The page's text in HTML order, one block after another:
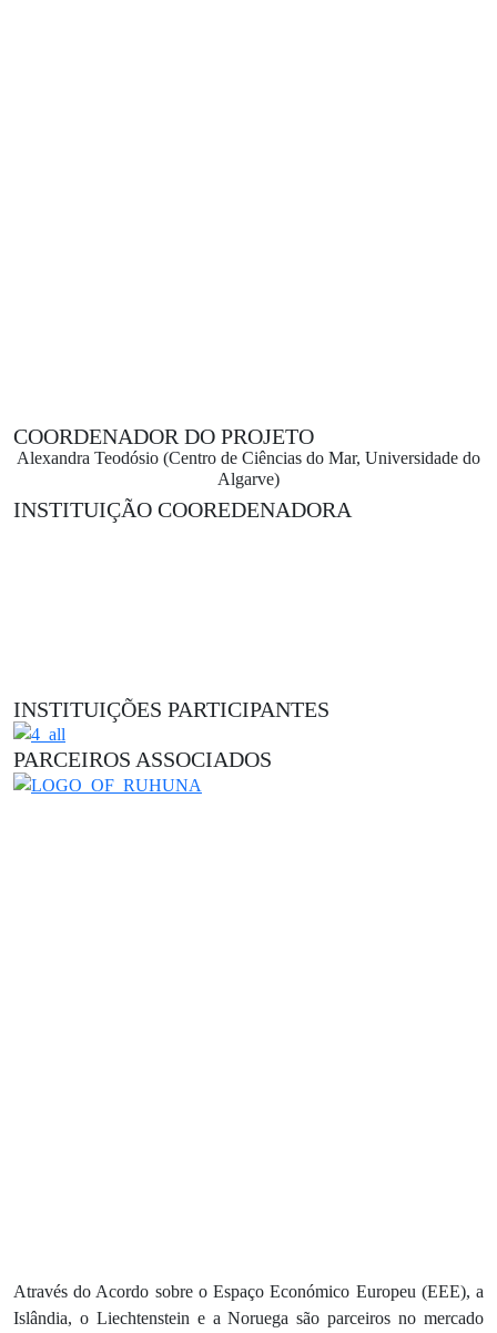
COORDENADOR DO PROJETO
Alexandra Teodósio (Centro de Ciências do Mar, Universidade do
Algarve)
INSTITUIÇÃO COOREDENADORA
INSTITUIÇÕES PARTICIPANTES
PARCEIROS ASSOCIADOS
Através do Acordo sobre o Espaço Económico Europeu (EEE), a
Islândia, o Liechtenstein e a Noruega são parceiros no mercado